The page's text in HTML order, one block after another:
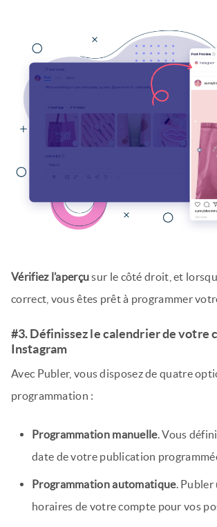
Vérifiez l’aperçusur le côté droit, et
correct, vous êtes prêt à programmer
#3. Définissez le calendrier de votre
Instagram
Avec Publer, vous disposez de quatre
programmation :
Programmation manuelle. Vous
date de votre publication
Programmation automatique. Publer
horaires de votre compte pour vos